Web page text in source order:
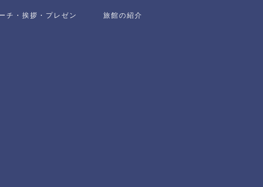
チ・挨拶・プレゼン 旅館の紹介